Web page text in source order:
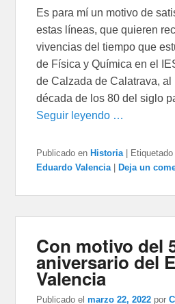
Es para mí un motivo de
estas líneas, que quieren
vivencias del tiempo que
de Física y Química en el
de Calzada de Calatrava, al
década de los 80 del siglo
Seguir leyendo …
Publicado en Historia Etiquetado
Eduardo Valencia
Deja un
Con motivo del
aniversario del
Valencia
Publicado el marzo 22, 2022 por